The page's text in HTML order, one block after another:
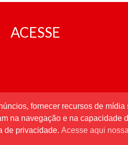
ACESSE
fornecer recursos de
na navegação e na
de privacidade. Acesse aqui